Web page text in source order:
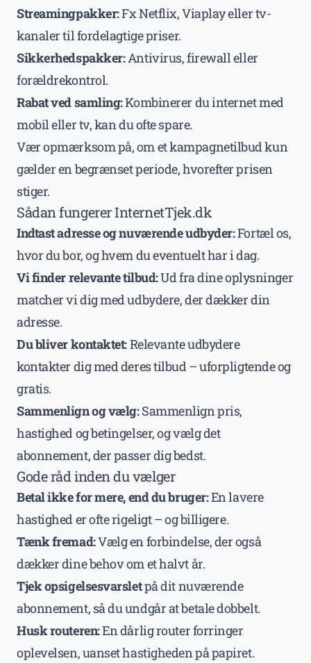
Streamingpakker:Fx Netflix, Viaplay eller tv-
kanaler til fordelagtige priser.
Sikkerhedspakker:Antivirus, firewall eller
forældrekontrol.
Rabat ved samling:Kombinerer du internet med
mobil eller tv, kan du ofte spare.
Vær opmærksom på, om et kampagnetilbud kun
gælder en begrænset periode, hvorefter prisen
stiger.
Sådan fungerer InternetTjek.dk
Indtast adresse og nuværende udbyder:Fortæl os,
hvor du bor, og hvem du eventuelt har i dag.
Vi finder relevante tilbud:Ud fra dine oplysninger
matcher vi dig med udbydere, der dækker din
adresse.
Du bliver kontaktet:Relevante udbydere
kontakter dig med deres tilbud – uforpligtende og
gratis.
Sammenlign og vælg:Sammenlign pris,
hastighed og betingelser, og vælg det
abonnement, der passer dig bedst.
Gode råd inden du vælger
Betal ikke for mere, end du bruger:En lavere
hastighed er ofte rigeligt – og billigere.
Tænk fremad:Vælg en forbindelse, der også
dækker dine behov om et halvt år.
Tjek opsigelsesvarsletpå dit nuværende
abonnement, så du undgår at betale dobbelt.
Husk routeren:En dårlig router forringer
oplevelsen, uanset hastigheden på papiret.